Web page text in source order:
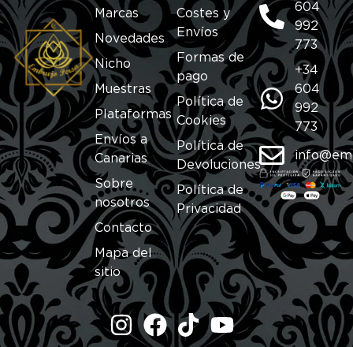
Marcas
Novedades
Nicho
Muestras
Plataformas
Envíos a
Canarias
Sobre
nosotros
Contacto
Mapa del
sitio
Costes y
Envíos
Formas de
pago
Política de
Cookies
Política de
Devoluciones
Política de
Privacidad
604
992
773
+34
604
992
773